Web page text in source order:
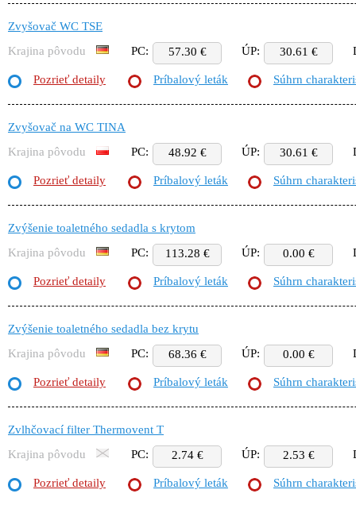
Zvyšovač WC TSE
Krajina pôvodu
PC: 57.30 € ÚP: 30.61 €
Pozrieť detaily Príbalový leták Súhrn
Zvyšovač na WC TINA
Krajina pôvodu
PC: 48.92 € ÚP: 30.61 €
Pozrieť detaily Príbalový leták Súhrn
Zvýšenie toaletného sedadla s krytom
Krajina pôvodu
PC: 113.28 € ÚP: 0.00 €
Pozrieť detaily Príbalový leták Súhrn
Zvýšenie toaletného sedadla bez krytu
Krajina pôvodu
PC: 68.36 € ÚP: 0.00 €
Pozrieť detaily Príbalový leták Súhrn
Zvlhčovací filter Thermovent T
Krajina pôvodu
PC: 2.74 € ÚP: 2.53 €
Pozrieť detaily Príbalový leták Súhrn